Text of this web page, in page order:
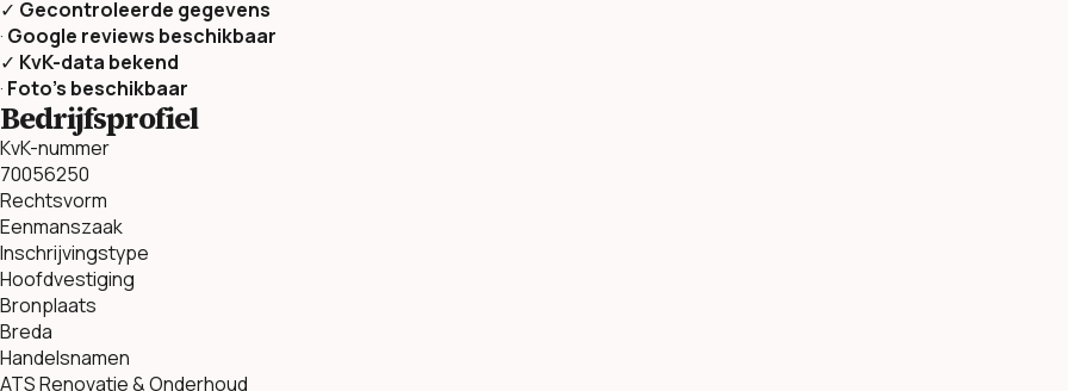
✓ Gecontroleerde gegevens
· Google reviews beschikbaar
✓ KvK-data bekend
· Foto’s beschikbaar
Bedrijfsprofiel
KvK-nummer
70056250
Rechtsvorm
Eenmanszaak
Inschrijvingstype
Hoofdvestiging
Bronplaats
Breda
Handelsnamen
ATS Renovatie & Onderhoud